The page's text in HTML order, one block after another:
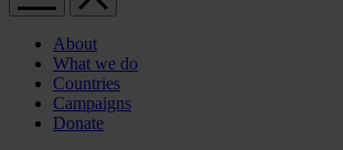
About
What we do
Countries
Campaigns
Donate